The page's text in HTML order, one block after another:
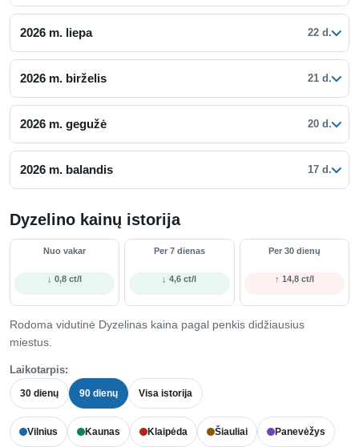
2026 m. liepa 22 d.
2026 m. birželis 21 d.
2026 m. gegužė 20 d.
2026 m. balandis 17 d.
Dyzelino kainų istorija
Nuo vakar
↓ 0,8 ct/l
Per 7 dienas
↓ 4,6 ct/l
Per 30 dienų
↑ 14,8 ct/l
Rodoma vidutinė Dyzelinas kaina pagal penkis didžiausius
miestus.
Laikotarpis:
30 dienų 90 dienų Visa istorija
Vilnius Kaunas Klaipėda Šiauliai Panevėžys